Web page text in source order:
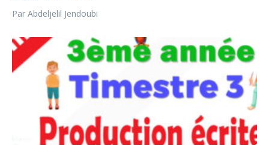
Par Abdeljelil Jendoubi